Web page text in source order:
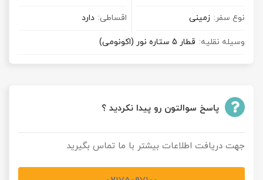
نوع سفر: زمینی اقساطی: دارد
وسیله نقلیه: قطار 5 ستاره نور (اکونومی)
پاسخ سوالتون رو پیدا نکردید ؟
جهت دریافت اطلاعات بیشتر با ما تماس بگیرید